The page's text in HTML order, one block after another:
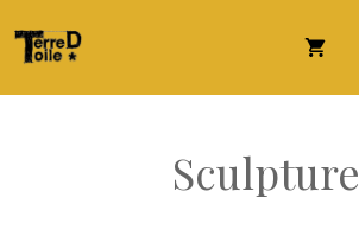
contenu
Sculpture